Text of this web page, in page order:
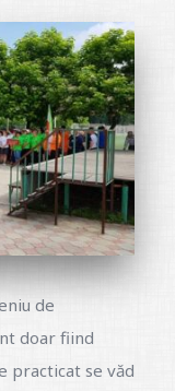
de
doar fiind
practicat se văd